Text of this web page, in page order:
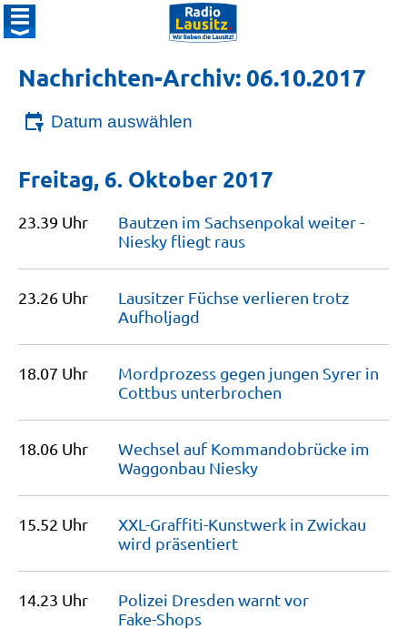
Nachrichten-Archiv: 06.10.2017
Datum auswählen
Freitag, 6. Oktober 2017
23.39 Uhr
Bautzen im Sachsenpokal weiter -
Niesky fliegt raus
23.26 Uhr
Lausitzer Füchse verlieren trotz
Aufholjagd
18.07 Uhr
Mordprozess gegen jungen Syrer in
Cottbus unterbrochen
18.06 Uhr
Wechsel auf Kommandobrücke im
Waggonbau Niesky
15.52 Uhr
XXL-Graffiti-Kunstwerk in Zwickau
wird präsentiert
14.23 Uhr
Polizei Dresden warnt vor
Fake-Shops